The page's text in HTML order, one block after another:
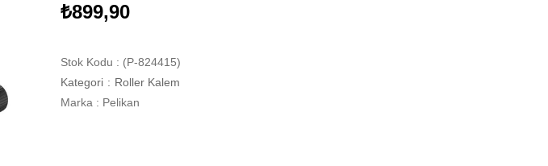
₺899,90
Stok Kodu
(P-824415)
Kategori : Roller Kalem
Marka : Pelikan